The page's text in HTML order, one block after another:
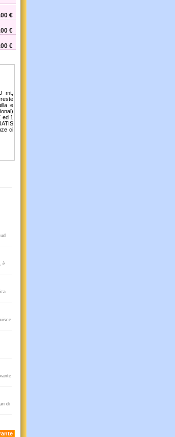
€
€
€
mt,
e
ed 1
ci
è
di